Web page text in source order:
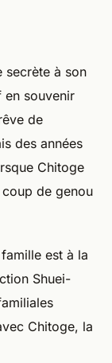
secrète à son
en souvenir
de
des années
Chitoge
de genou
est à la
Shuei-
Chitoge, la